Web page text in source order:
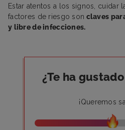
Estar atentos a los signos, cuidar
factores de riesgo son claves
y libre de infecciones.
¿Te ha
¡Queremos